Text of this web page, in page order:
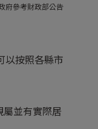
府參考財政部公告
以按照各縣市
並有實際居